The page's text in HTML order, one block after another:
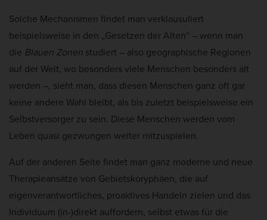
Solche Mechanismen findet man verklausuliert
beispielsweise in den „Gesetzen der Alten“ – wenn man
die Blauen Zonen studiert – also geographische Regionen
auf der Welt, wo besonders viele Menschen besonders alt
werden –, sieht man, dass diesen Menschen ganz oft gar
keine andere Wahl bleibt, als bis zuletzt beispielsweise ein
Selbstversorger zu sein. Diese Menschen werden vom
Leben quasi gezwungen weiter mitzuspielen.
Auf der anderen Seite findet man ganz moderne und neue
Therapieansätze von Gebietskoryphäen, die auf
eigenverantwortliches, proaktives Handeln zielen und das
Individuum (in-)direkt auffordern, selbst etwas für die